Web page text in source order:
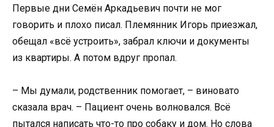
Первые дни Семён Аркадьевич почти не мог
говорить и плохо писал. Племянник Игорь приезжал,
обещал «всё устроить», забрал ключи и документы
из квартиры. А потом вдруг пропал.
– Мы думали, родственник помогает, – виновато
сказала врач. – Пациент очень волновался. Всё
пытался написать что-то про собаку и дом. Но слова